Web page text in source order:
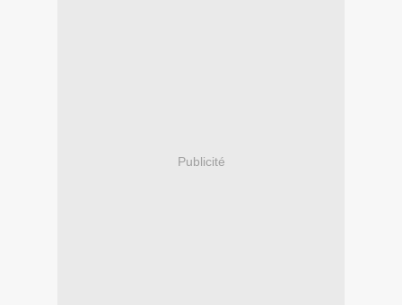
Publicité